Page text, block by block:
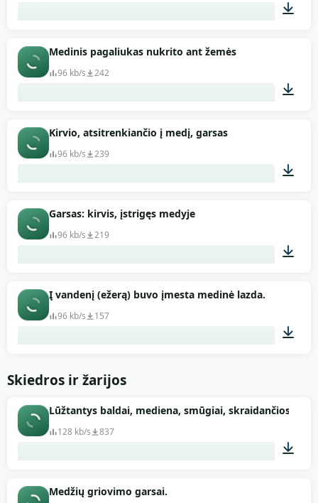
Medinis pagaliukas nukrito ant žemės
96 kb/s 242
Kirvio, atsitrenkiančio į medį, garsas
96 kb/s 239
Garsas: kirvis, įstrigęs medyje
96 kb/s 219
Į vandenį (ežerą) buvo įmesta medinė lazda.
96 kb/s 157
Skiedros ir žarijos
Lūžtantys baldai, mediena, smūgiai, skraidančios
128 kb/s 837
Medžių griovimo garsai.